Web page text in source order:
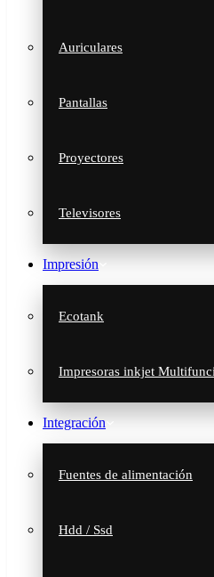
Auriculares
Pantallas
Proyectores
Televisores
Impresión
Ecotank
Impresoras inkjet
Integración
Fuentes de alimentación
Hdd / Ssd